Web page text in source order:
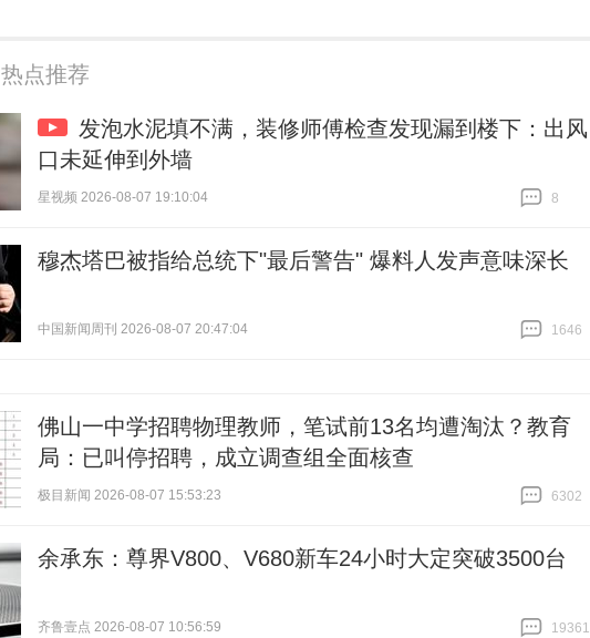
热点推荐
发泡水泥填不满，装修师傅检查发现漏到楼下：出风
口未延伸到外墙
星视频 2026-08-07 19:10:04
8
穆杰塔巴被指给总统下"最后警告" 爆料人发声意味深长
中国新闻周刊 2026-08-07 20:47:04
1646
佛山一中学招聘物理教师，笔试前13名均遭淘汰？教育
局：已叫停招聘，成立调查组全面核查
极目新闻 2026-08-07 15:53:23
6302
余承东：尊界V800、V680新车24小时大定突破3500台
齐鲁壹点 2026-08-07 10:56:59 19361